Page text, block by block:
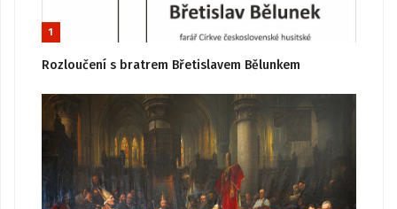
1
Rozloučení s bratrem Břetislavem Bělunkem